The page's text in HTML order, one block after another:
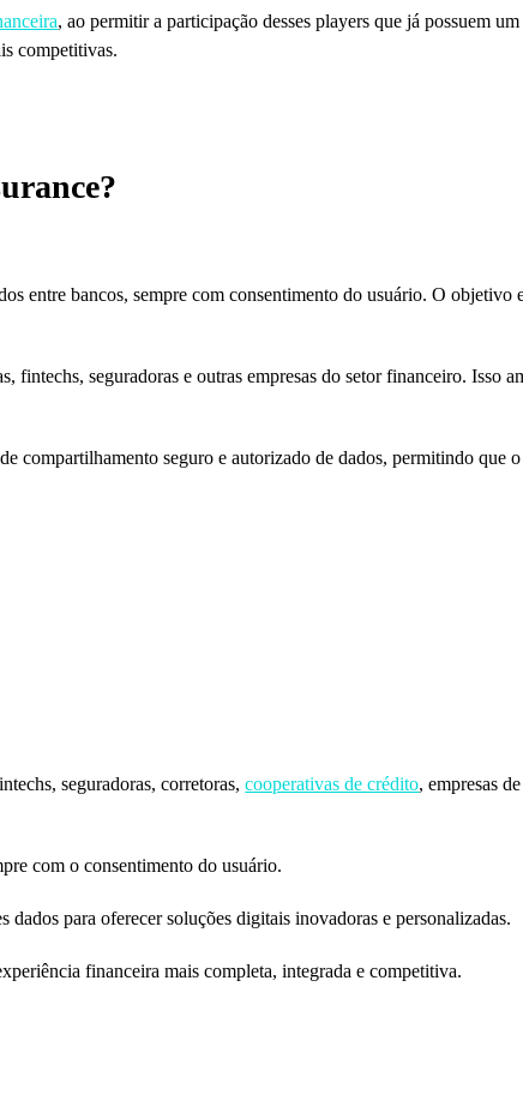
, ao permitir a participação desses players que já possuem
competitivas.
entre bancos, sempre com consentimento do usuário. O objetivo
fintechs, seguradoras e outras empresas do setor financeiro. Isso
compartilhamento seguro e autorizado de dados, permitindo que
seguradoras, corretoras,cooperativas de crédito, empresas
com o consentimento do usuário.
para oferecer soluções digitais inovadoras e personalizadas.
financeira mais completa, integrada e competitiva.